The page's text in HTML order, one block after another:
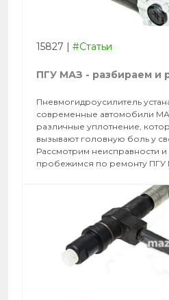
15827 | #Статьи
ПГУ МАЗ - разбираем и
Пневмогидроусилитель
современные автомобили
различные уплотнение,
вызывают головную боль у
Рассмотрим неисправности
пробежимся по ремонту ПГУ